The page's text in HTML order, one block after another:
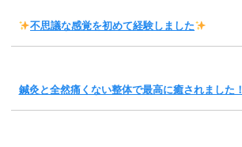
不思議な感覚を初めて経験しました
鍼灸と全然痛くない整体で最高に癒されました！